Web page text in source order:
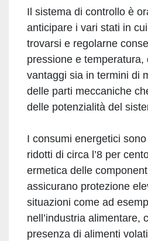
Il sistema di controllo è
anticipare i vari stati in
trovarsi e regolarne
pressione e temperatura,
vantaggi sia in termini di
delle parti meccaniche
delle potenzialità del
I consumi energetici
ridotti di circa l’8 per
ermetica delle
assicurano protezione
situazioni come ad
nell’industria alimentare,
presenza di alimenti